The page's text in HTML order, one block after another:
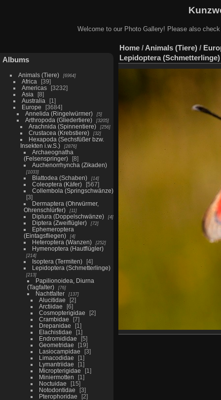
Welcome to our Photo Gallery! Please also
Albums
Animals (Tiere) 6964
Africa
39
Americas
3232
Asia
8
Australia
1
Europe
3684
Annelida (Ringelwürmer)
5
Arthropoda (Gliedertiere) 3205
Arachnida (Spinnentiere) 256
Crustacea (Krebstiere) 32
Hexapoda (Sechsfüßer bzw.
Insekten i.w.S.)
2876
Archaeognatha
(Felsenspringer)
8
Auchenorrhyncha (Zikaden)
1033
Blattodea (Schaben) 14
Coleoptera (Käfer)
567
Collembola (Springschwänze)
3
Dermaptera (Ohrwürmer,
Ohrenschlürfer)
11
Diplura (Doppelschwänze) 4
Diptera (Zweiflügler) 72
Ephemeroptera
(Eintagsfliegen)
4
Heteroptera (Wanzen) 252
Hymenoptera (Hautflügler)
214
Isoptera (Termiten)
4
Lepidoptera (Schmetterlinge)
213
Papilionoidea, Diurna
(Tagfalter)
76
Nachtfalter 137
Alucitidae
2
Arctiidae
6
Cosmopterigidae
2
Crambidae
7
Drepanidae
1
Elachistidae
1
Endromididae
5
Geometridae
19
Lasiocampidae
3
Limacodidae
1
Lymantriidae
1
Micropterigidae
1
Miniermotten
1
Noctuidae
15
Notodontidae
3
Pterophoridae
2
Home / Animals (Tiere) /
Lepidoptera (Schmetterlinge)